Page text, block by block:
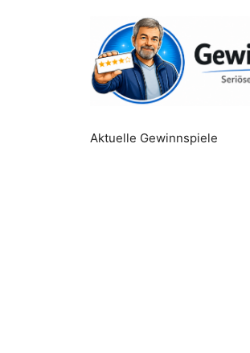
Aktuelle Gewinnspiele